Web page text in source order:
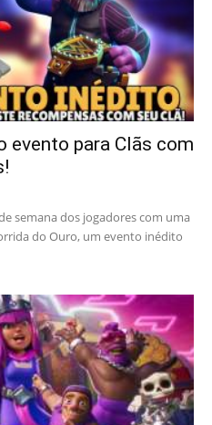
evento para Clãs com
semana dos jogadores com uma
do Ouro, um evento inédito